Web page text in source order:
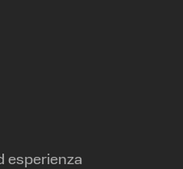
esperienza